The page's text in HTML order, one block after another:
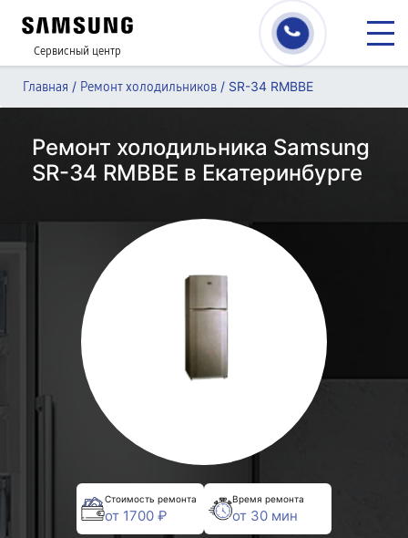
Сервисный центр
Главная / Ремонт холодильников / SR-34 RMBBE
Ремонт холодильника Samsung
SR-34 RMBBE в Екатеринбурге
Стоимость ремонта
от 1700 ₽
Время ремонта
от 30 мин